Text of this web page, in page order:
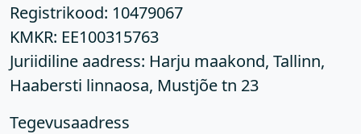
Registrikood: 10479067
KMKR: EE100315763
Juriidiline aadress: Harju maakond, Tallinn,
Haabersti linnaosa, Mustjõe tn 23
Tegevusaadress